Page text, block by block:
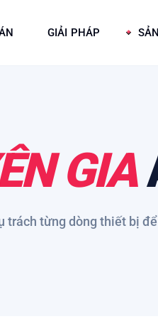
GIẢI PHÁP
GIA
trách từng dòng thiết bị